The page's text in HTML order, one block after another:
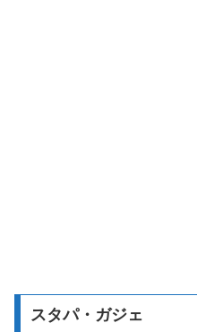
スタパ・ガジェ